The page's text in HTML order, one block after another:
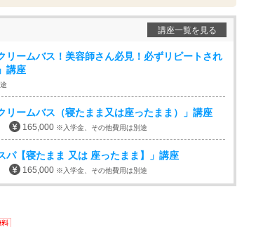
講座一覧を見る
リームバス！美容師さん必見！必ずリピートされ
講座
リームバス（寝たまま又は座ったまま）」講座
165,000 ※入学金、その他費用は別途
パ【寝たまま 又は 座ったまま】」講座
165,000 ※入学金、その他費用は別途